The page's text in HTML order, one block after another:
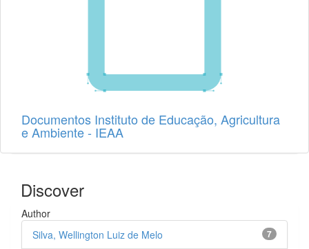
Documentos Instituto de Educação, Agricultura
e Ambiente - IEAA
Discover
Author
7
Silva, Wellington Luiz de Melo